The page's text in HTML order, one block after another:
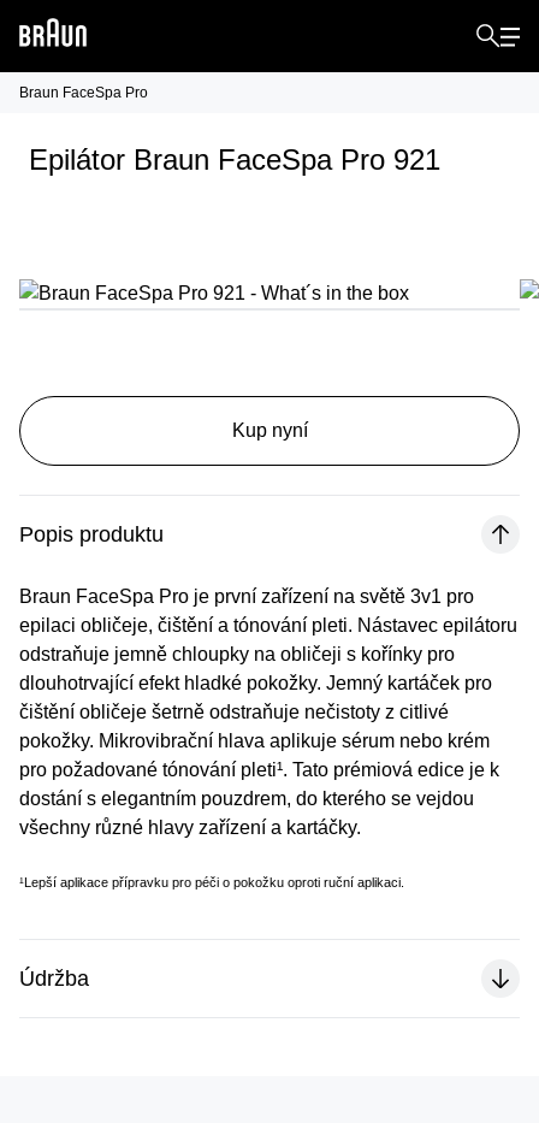
Braun FaceSpa Pro
Epilátor Braun FaceSpa Pro 921
Kup nyní
Popis produktu
Braun FaceSpa Pro je první zařízení na světě 3v1 pro
epilaci obličeje, čištění a tónování pleti. Nástavec epilátoru
odstraňuje jemně chloupky na obličeji s kořínky pro
dlouhotrvající efekt hladké pokožky. Jemný kartáček pro
čištění obličeje šetrně odstraňuje nečistoty z citlivé
pokožky. Mikrovibrační hlava aplikuje sérum nebo krém
pro požadované tónování pleti¹. Tato prémiová edice je k
dostání s elegantním pouzdrem, do kterého se vejdou
všechny různé hlavy zařízení a kartáčky.
¹Lepší aplikace přípravku pro péči o pokožku oproti ruční aplikaci.
Údržba